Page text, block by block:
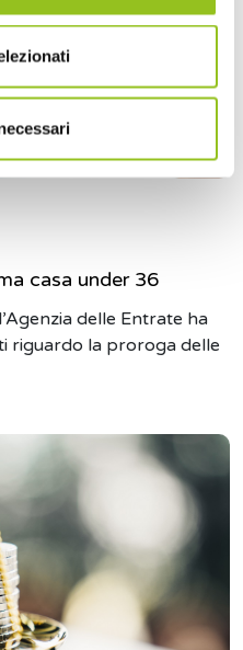
casa under 36
delle Entrate ha
riguardo la proroga delle